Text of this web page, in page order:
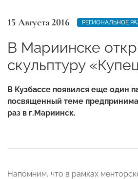
15 Августа 2016 РЕГИОНАЛЬНОЕ
В Мариинске
скульптуру
В Кузбассе появился еще один
посвященный теме
раз в г.Мариинск.
Напомним, что в рамках